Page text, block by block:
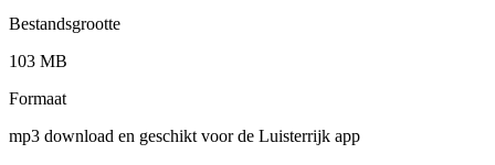
Bestandsgrootte
103 MB
Formaat
mp3 download en geschikt voor de Luisterrijk app